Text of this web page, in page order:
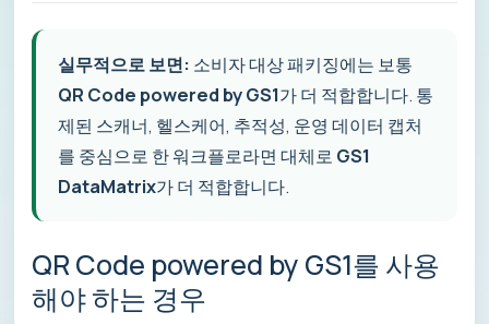
실무적으로 보면: 소비자 대상 패키징에는 보통
QR Code powered by GS1가 더 적합합니다. 통
제된 스캐너, 헬스케어, 추적성, 운영 데이터 캡처
를 중심으로 한 워크플로라면 대체로 GS1
DataMatrix가 더 적합합니다.
QR Code powered by GS1를 사용
해야 하는 경우